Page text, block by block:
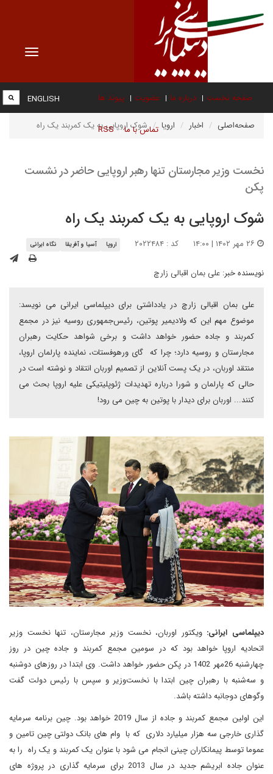
Toggle
صفحه نخست درباره ما عضویت پیوند ها
تماس با ما RSS
ENGLISH
صفحه‌اصلی اخبار اروپا شوک اروپایی به یک کمربند یک راه
نخست وزیر مجارستان تنها رهبر اروپایی حاضر در نشست
پکن
شوک اروپایی به یک کمربند یک راه
کد : ۲۰۲۲۴۸۴ اروپا آسیا و آفریقا نگاه ایرانی
نویسنده خبر: علی بمان اقبالی زارچ
علی بمان اقبالی زارچ در یادداشتی برای دیپلماسی ایرانی می نویسد:
موضوع مهم این که ولادیمیر پوتین، رئیس‌جمهوری روسیه نیز در مجمع
کمربند و جاده حضور خواهد داشت و برخی شواهد حکایت رهبران
مجارستان و روسیه دارد؛ چرا که گای ورهوفستات، نماینده پارلمان اروپا،
منتقد اوربان، در یک پست آنلاین از تصمیم اوربان انتقاد و نوشته است در
حالی که پارلمان و شورا درباره تهدیدات ژئوپلیتیکی علیه اروپا بحث می
کنند... اوربان برای دیدار با پوتین به چین می رود!
دیپلماسی ایرانی: ویکتور اوربان، نخست وزیر مجارستان، تنها نخست وزیر
اتحادیه اروپا خواهد بود که در سومین مجمع کمربند و جاده چین در روز
چهارشنبه 26مهر 1402 در پکن حضور خواهد داشت. وی ابتدا در روزهای دوشنبه
و سه‌شنبه با رهبران چین ابتدا با نخست‌وزیر و سپس با رئیس دولت گفت
وگوهای دوجانبه داشته باشد.
این اولین مجمع کمربند و جاده از سال 2019 خواهد بود. چین برنامه سرمایه
گذاری خارجی سه هزار میلیارد دلاری که با وام های بانک دولتی چین تامین و
عموما توسط پیمانکاران چینی انجام می شود با عنوان یک کمربند و یک راه را به
عنوان جاده ابریشم جدید در سال 2013 برای سرمایه گذاری در پروژه های